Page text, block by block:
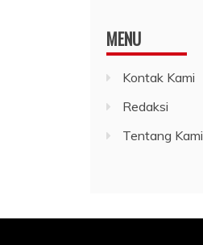
MENU
Kontak Kami
Redaksi
Tentang Kami